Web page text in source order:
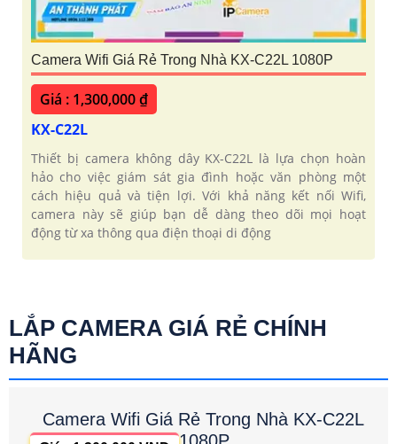
Camera Wifi Giá Rẻ Trong Nhà KX-C22L 1080P
Giá : 1,300,000 ₫
KX-C22L
Thiết bị camera không dây KX-C22L là lựa chọn hoàn
hảo cho việc giám sát gia đình hoặc văn phòng một
cách hiệu quả và tiện lợi. Với khả năng kết nối Wifi,
camera này sẽ giúp bạn dễ dàng theo dõi mọi hoạt
động từ xa thông qua điện thoại di động
LẮP CAMERA GIÁ RẺ CHÍNH
HÃNG
Camera Wifi Giá Rẻ Trong Nhà KX-C22L
1080P